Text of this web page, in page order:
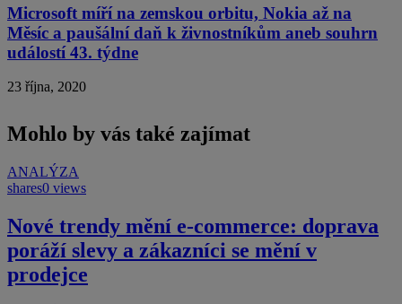
Microsoft míří na zemskou orbitu, Nokia až na
Měsíc a paušální daň k živnostníkům aneb souhrn
událostí 43. týdne
23 října, 2020
Mohlo by vás také zajímat
ANALÝZA
shares0 views
Nové trendy mění e-commerce: doprava
poráží slevy a zákazníci se mění v
prodejce